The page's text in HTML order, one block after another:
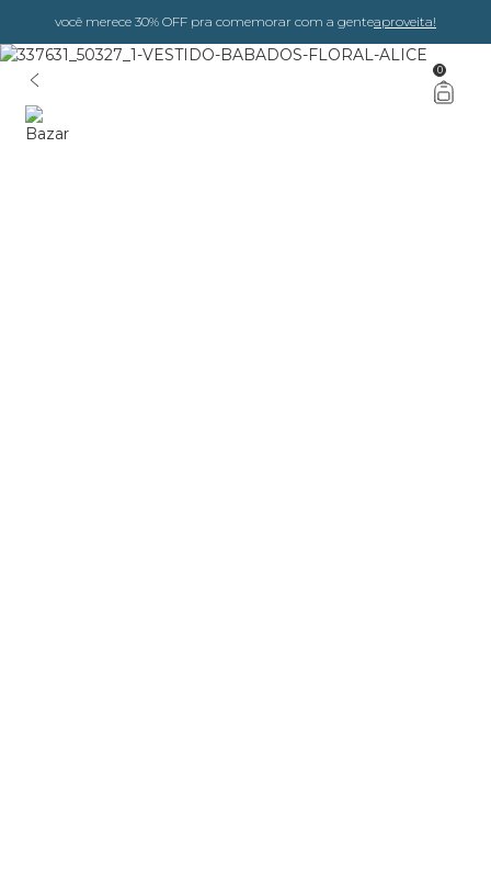
você merece 30% OFF pra comemorar com a genteaproveita!
0